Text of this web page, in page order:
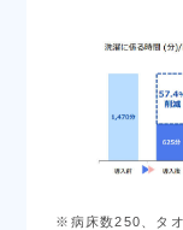
※病床数250、タ